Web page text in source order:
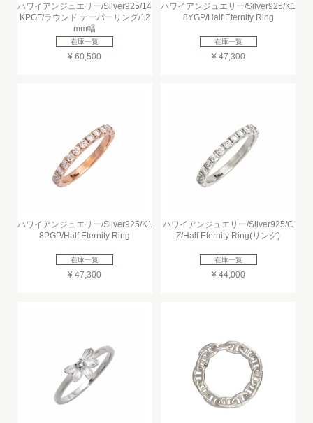
ハワイアンジュエリー/Silver925/14
KPGF/ラウンド テーパーリング/12
mm幅
在庫一覧
¥ 60,500
ハワイアンジュエリー/Silver925/K1
8YGP/Half Eternity Ring
在庫一覧
¥ 47,300
ハワイアンジュエリー/Silver925/K1
8PGP/Half Eternity Ring
在庫一覧
¥ 47,300
ハワイアンジュエリー/Silver925/C
Z/Half Eternity Ring(リング)
在庫一覧
¥ 44,000